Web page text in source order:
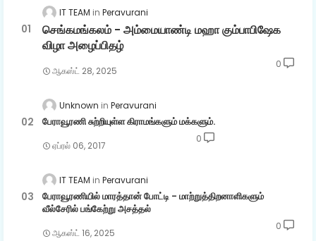
IT TEAM Peravurani
செங்கமங்கலம் - அம்மையாண்டி மஹா கும்பாபிஷேக
விழா அழைப்பிதழ்
ஆகஸ்ட் 28, 2025
0
Unknown Peravurani
பேராவூரணி சுற்றியுள்ள கிராமங்களும் மக்களும்.
ஏப்ரல் 06, 2017
0
IT TEAM Peravurani
பேராவூரணியில் மாரத்தான் போட்டி - மாற்றுத்திறனாளிகளும்
வீல்சேரில் பங்கேற்று அசத்தல்
ஆகஸ்ட் 16, 2025
0